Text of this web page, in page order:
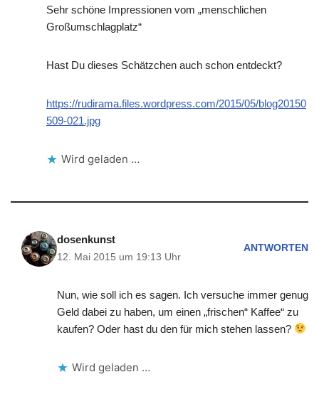
Sehr schöne Impressionen vom „menschlichen
Großumschlagplatz“
Hast Du dieses Schätzchen auch schon entdeckt?
https://rudirama.files.wordpress.com/2015/05/blog20150
509-021.jpg
Wird geladen …
dosenkunst
12. Mai 2015 um 19:13 Uhr
ANTWORTEN
Nun, wie soll ich es sagen. Ich versuche immer genug
Geld dabei zu haben, um einen „frischen“ Kaffee“ zu
kaufen? Oder hast du den für mich stehen lassen?
Wird geladen …